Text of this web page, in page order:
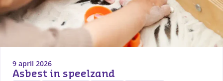
9 april 2026
Asbest in speelzand